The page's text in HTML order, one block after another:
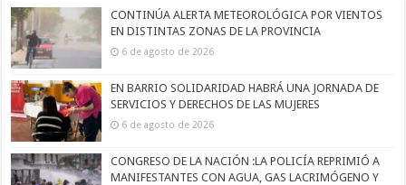
CONTINÚA ALERTA METEOROLÓGICA POR VIENTOS
EN DISTINTAS ZONAS DE LA PROVINCIA
6 de agosto de 2026
EN BARRIO SOLIDARIDAD HABRÁ UNA JORNADA DE
SERVICIOS Y DERECHOS DE LAS MUJERES
6 de agosto de 2026
CONGRESO DE LA NACIÓN :LA POLICÍA REPRIMIÓ A
MANIFESTANTES CON AGUA, GAS LACRIMÓGENO Y